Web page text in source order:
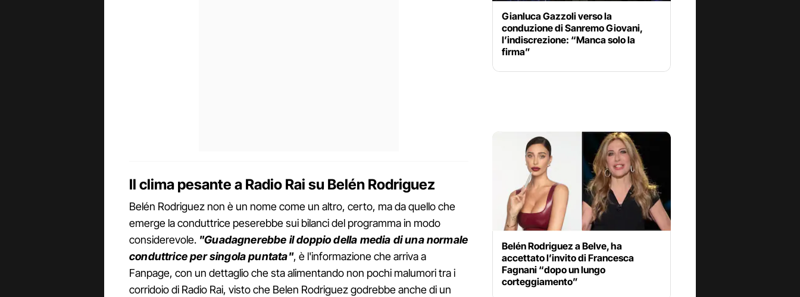
Il clima pesante a Radio Rai su Belén Rodriguez
Belén Rodriguez non è un nome come un altro, certo, ma da quello che
emerge la conduttrice peserebbe sui bilanci del programma in modo
considerevole. "Guadagnerebbe il doppio della media di una normale
conduttrice per singola puntata", è l'informazione che arriva a
Fanpage, con un dettaglio che sta alimentando non pochi malumori tra i
corridoio di Radio Rai, visto che Belen Rodriguez godrebbe anche di un
Gianluca Gazzoli verso la
conduzione di Sanremo Giovani,
l’indiscrezione: “Manca solo la
firma”
Belén Rodriguez a Belve, ha
accettato l’invito di Francesca
Fagnani “dopo un lungo
corteggiamento”